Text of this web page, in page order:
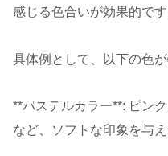
感じる色合いが効果的です
具体例として、以下の色
**パステルカラー**: ピン
など、ソフトな印象を与え